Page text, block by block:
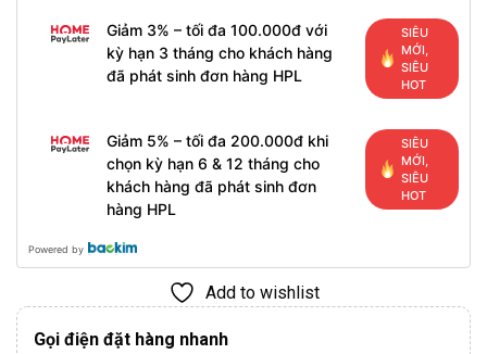
Giảm 3% – tối đa 100.000đ với
kỳ hạn 3 tháng cho khách hàng
đã phát sinh đơn hàng HPL
SIÊU
MỚI,
SIÊU
HOT
Giảm 5% – tối đa 200.000đ khi
chọn kỳ hạn 6 & 12 tháng cho
khách hàng đã phát sinh đơn
hàng HPL
SIÊU
MỚI,
SIÊU
HOT
Powered by
Add to wishlist
Gọi điện đặt hàng nhanh